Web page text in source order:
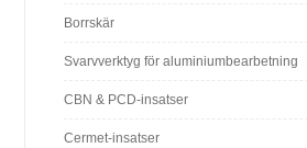
Borrskär
Svarvverktyg för aluminiumbearbetning
CBN & PCD-insatser
Cermet-insatser